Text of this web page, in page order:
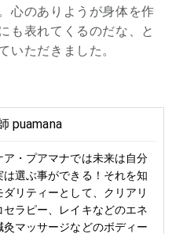
心のありようが身体を作
も表れてくるのだな、と
いただきました。
puamana
ア・プアマナでは未来は自分
は選ぶ事ができる！それを知
リティーとして、クリアリ
セラピー、レイキなどのエネ
灸マッサージなどのボディー